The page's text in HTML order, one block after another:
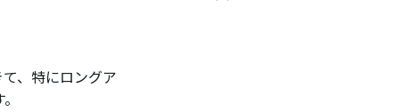
、特にロングア